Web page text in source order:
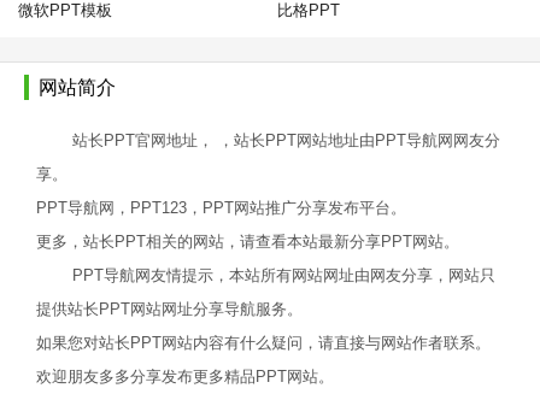
微软PPT模板 比格PPT
网站简介
站长PPT官网地址， ，站长PPT网站地址由PPT导航网网友分
享。
PPT导航网，PPT123，PPT网站推广分享发布平台。
更多，站长PPT相关的网站，请查看本站最新分享PPT网站。
PPT导航网友情提示，本站所有网站网址由网友分享，网站只
提供站长PPT网站网址分享导航服务。
如果您对站长PPT网站内容有什么疑问，请直接与网站作者联系。
欢迎朋友多多分享发布更多精品PPT网站。